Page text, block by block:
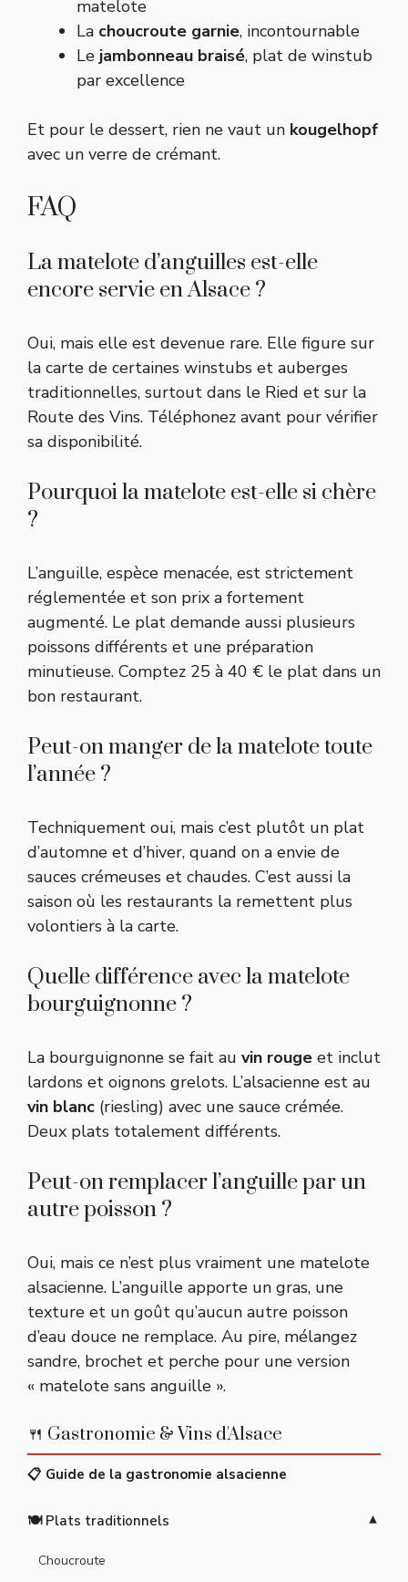
matelote
La choucroute garnie, incontournable
Le jambonneau braisé, plat de winstub
par excellence
Et pour le dessert, rien ne vaut un kougelhopf
avec un verre de crémant.
FAQ
La matelote d’anguilles est-elle
encore servie en Alsace ?
Oui, mais elle est devenue rare. Elle figure sur
la carte de certaines winstubs et auberges
traditionnelles, surtout dans le Ried et sur la
Route des Vins. Téléphonez avant pour vérifier
sa disponibilité.
Pourquoi la matelote est-elle si chère
?
L’anguille, espèce menacée, est strictement
réglementée et son prix a fortement
augmenté. Le plat demande aussi plusieurs
poissons différents et une préparation
minutieuse. Comptez 25 à 40 € le plat dans un
bon restaurant.
Peut-on manger de la matelote toute
l’année ?
Techniquement oui, mais c’est plutôt un plat
d’automne et d’hiver, quand on a envie de
sauces crémeuses et chaudes. C’est aussi la
saison où les restaurants la remettent plus
volontiers à la carte.
Quelle différence avec la matelote
bourguignonne ?
La bourguignonne se fait au vin rouge et inclut
lardons et oignons grelots. L’alsacienne est au
vin blanc (riesling) avec une sauce crémée.
Deux plats totalement différents.
Peut-on remplacer l’anguille par un
autre poisson ?
Oui, mais ce n’est plus vraiment une matelote
alsacienne. L’anguille apporte un gras, une
texture et un goût qu’aucun autre poisson
d’eau douce ne remplace. Au pire, mélangez
sandre, brochet et perche pour une version
« matelote sans anguille ».
🍴 Gastronomie & Vins d'Alsace
📋 Guide de la gastronomie alsacienne
🍽️ Plats traditionnels
Choucroute